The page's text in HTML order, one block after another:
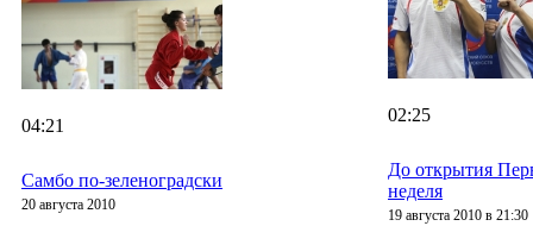
04:21
Самбо по-зеленоградски
20 августа 2010
02:25
До открытия
неделя
19 августа 2010 в 21:30